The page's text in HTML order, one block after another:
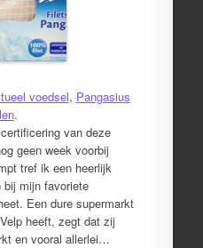
voedsel, Pangasius
.
van deze
geen week voorbij
tref ik een heerlijk
mijn favoriete
Een dure supermarkt
heeft, zegt dat zij
en vooral allerlei…